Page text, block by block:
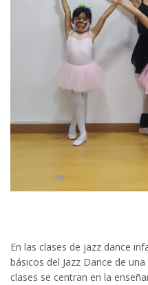
En las clases de jazz dance
básicos del Jazz Dance de
clases se centran en la